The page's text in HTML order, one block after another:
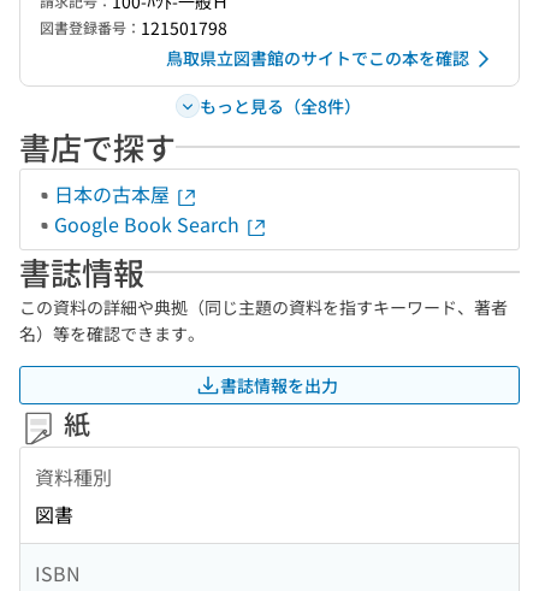
図書登録番号： 121501798
鳥取県立図書館のサイトでこの本を確認
もっと見る（全8件）
書店で探す
日本の古本屋
Google Book Search
書誌情報
この資料の詳細や典拠（同じ主題の資料を指すキーワード、著者
名）等を確認できます。
書誌情報を出力
紙
資料種別
図書
ISBN